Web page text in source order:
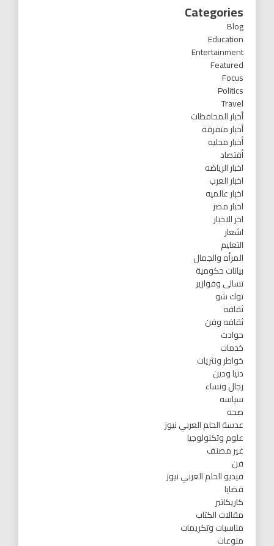
Categories
Blog
Education
Entertainment
Featured
Focus
Politics
Travel
أخبار المحافظات
أخبار متفرقة
أخبار محليه
أقتصاد
اخبار الرياضه
اخبار العرب
اخبار عالميه
اخبار مصر
اخر الاخبار
اشعار
التعليم
المرأه والجمال
بيانات حكومية
تسالى وفوازير
توك شو
ثقافه
ثقافه وفن
حوادث
خدمات
خواطر ونثريات
دنيا ودين
رجال ونساء
سياسه
صحه
عدسة الحلم العربي نيوز
علوم وتكنولوجيا
غير مصنف
فن
فيديو الحلم العربي نيوز
قضايا
كاريكاتير
مقالات الكتاب
مناسبات وتكريمات
منوعات